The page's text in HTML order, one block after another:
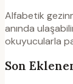
Alfabetik
anında
okuyucularla
Son